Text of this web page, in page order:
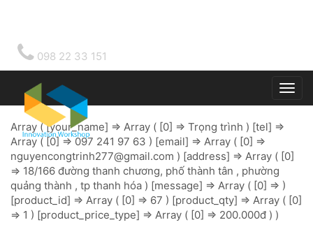
098 22 33 151
Array ( [your_name] => Array ( [0] => Trọng trình ) [tel] =>
Array ( [0] => 097 241 97 63 ) [email] => Array ( [0] =>
nguyencongtrinh277@gmail.com ) [address] => Array ( [0]
=> 18/166 đường thanh chương, phố thành tân , phường
quảng thành , tp thanh hóa ) [message] => Array ( [0] => )
[product_id] => Array ( [0] => 67 ) [product_qty] => Array ( [0]
=> 1 ) [product_price_type] => Array ( [0] => 200.000đ ) )